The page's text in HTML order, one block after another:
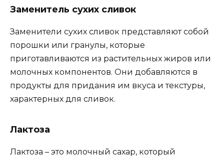
Заменитель сухих сливок
Заменители сухих сливок представляют собой
порошки или гранулы, которые
приготавливаются из растительных жиров или
молочных компонентов. Они добавляются в
продукты для придания им вкуса и текстуры,
характерных для сливок.
Лактоза
Лактоза – это молочный сахар, который